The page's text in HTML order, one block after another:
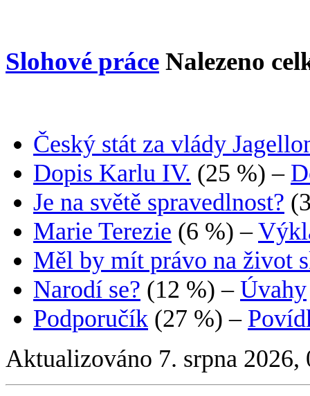
Slohové práce Nalezeno
Český stát za vlády
Dopis Karlu IV. (25 %) –
Je na světě spravedlnost?
Marie Terezie (6 %) –
Měl by mít právo na život
Narodí se? (12 %) – Úvahy
Podporučík (27 %) –
Aktualizováno 7. srpna 2026,